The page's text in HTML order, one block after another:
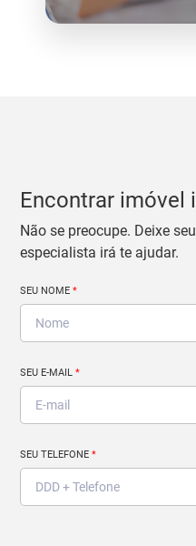
Encontrar imóvel
Não se preocupe. Deixe
especialista irá te ajudar.
SEU NOME*
SEU E-MAIL*
SEU TELEFONE*